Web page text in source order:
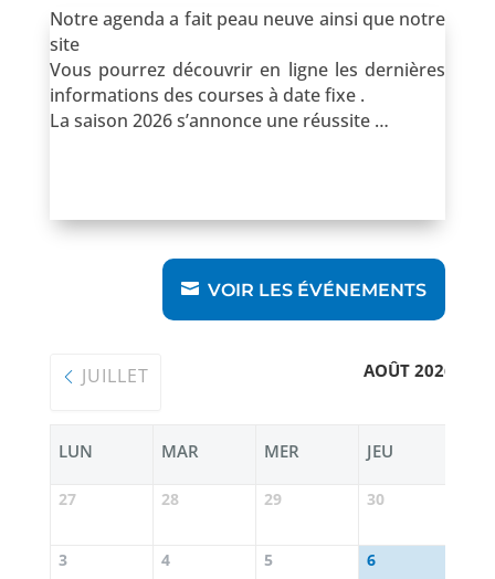
Notre agenda a fait peau neuve ainsi que notre
site
Vous pourrez découvrir en ligne les dernières
informations des courses à date fixe .
La saison 2026 s’annonce une réussite …
VOIR LES ÉVÉNEMENTS
JUILLET AOÛT 2026
LUN MAR MER JEU
27 28 29 30
3 4 5 6